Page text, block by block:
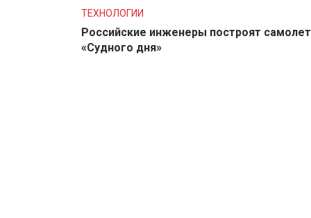
ТЕХНОЛОГИИ
Российские инженеры построят самолет
«Судного дня»